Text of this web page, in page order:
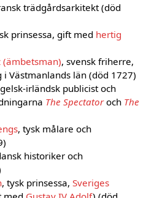
trädgårdsarkitekt (död
prinsessa, gift med hertig
(ämbetsman), svensk friherre,
Västmanlands län (död 1727)
irländsk publicist och
The Spectatoroch The
, tysk målare och
historiker och
, tysk prinsessa,Sveriges